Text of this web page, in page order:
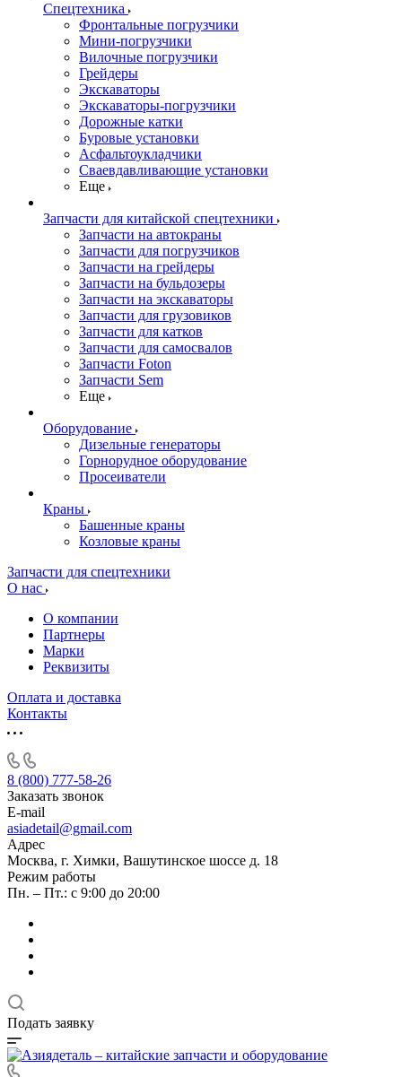
Спецтехника
Фронтальные погрузчики
Мини-погрузчики
Вилочные погрузчики
Грейдеры
Экскаваторы
Экскаваторы-погрузчики
Дорожные катки
Буровые установки
Асфальтоукладчики
Сваевдавливающие установки
Еще
Запчасти для китайской спецтехники
Запчасти на автокраны
Запчасти для погрузчиков
Запчасти на грейдеры
Запчасти на бульдозеры
Запчасти на экскаваторы
Запчасти для грузовиков
Запчасти для катков
Запчасти для самосвалов
Запчасти Foton
Запчасти Sem
Еще
Оборудование
Дизельные генераторы
Горнорудное оборудование
Просеиватели
Краны
Башенные краны
Козловые краны
Запчасти для спецтехники
О нас
О компании
Партнеры
Марки
Реквизиты
Оплата и доставка
Контакты
8 (800) 777-58-26
Заказать звонок
E-mail
asiadetail@gmail.com
Адрес
Москва, г. Химки, Вашутинское шоссе д. 18
Режим работы
Пн. – Пт.: с 9:00 до 20:00
Подать заявку